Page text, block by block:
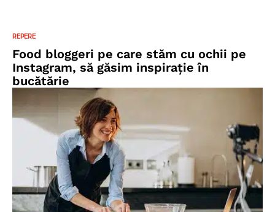
REPERE
Food bloggeri pe care stăm cu ochii pe
Instagram, să găsim inspirație în
bucătărie